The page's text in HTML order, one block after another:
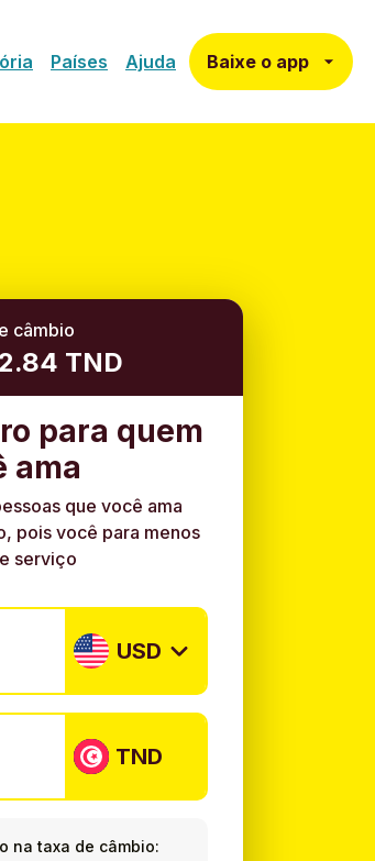
Países Ajuda Baixe o app
câmbio
TND
para quem
ama
que você ama
pois você para menos
serviço
USD
TND
na taxa de câmbio: